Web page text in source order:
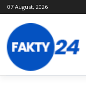
Skip
to
07 August, 2026